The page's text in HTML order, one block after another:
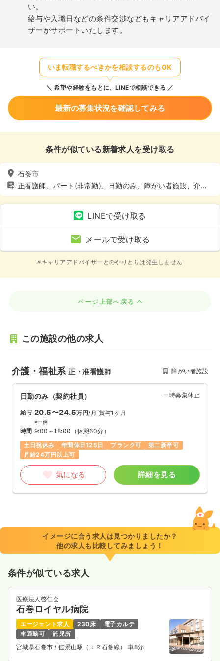
い。
給与や入職日などの条件交渉などもキャリアアドバイ
ザーがサポートいたします。
いま転職するべきかを相談するのもOK
希望や経験をもとに、LINEで相談できる
最新の募集状況を確認してみる
条件が似ている新着求人を受け取る
石巻市
正看護師、パート(非常勤)、日勤のみ、障がい者施設、介
護・福祉系
LINEで受け取る
メールで受け取る
※キャリアアドバイザーとのやりとりは発生しません
ページ上部へ戻る
この施設の他の求人
介護・福祉系正・准看護師 障がい者施設
日勤のみ（契約社員） 一時募集休止
給与 20.5〜24.5万円/月 賞与1ヶ月
※一例
時間 9:00～18:00 （休憩60分）
土日祝休み
年間休日125日 ブランク可
第二新卒可
月給24万円以上可
気になる 詳細を見る
イメージに合う求人は見つかりましたか？
他の求人も比較してみましょう！
条件が似ている求人
医療法人啓仁会
石巻ロイヤル病院
エージェント求人 230床
電子カルテ
車通勤可
託児所
宮城県石巻市 / 佳景山駅（ＪＲ石巻線） 車8分